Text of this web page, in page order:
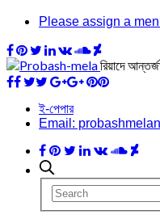
Please assign a
রিয়াদে
ই-পেপার
Email: